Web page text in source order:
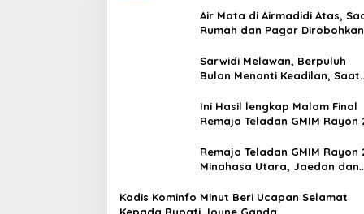
Air Mata di Airmadidi Atas,
Rumah dan Pagar
Sarwidi Melawan, Berpuluh
Bulan Menanti Keadilan, Saat
Harapan Diuji
Ini Hasil lengkap Malam Final
Remaja Teladan GMIM Rayon
Remaja Teladan GMIM Rayon
Minahasa Utara, Jaedon dan
Bergengsi
Kadis Kominfo Minut Beri Ucapan Selamat